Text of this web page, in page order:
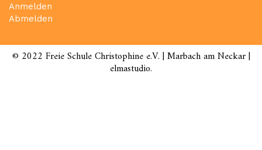
Anmelden
Abmelden
© 2022 Freie Schule Christophine e.V. | Marbach am Neckar |
elmastudio